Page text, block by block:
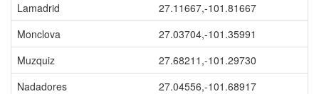
Lamadrid
27.11667,-101.81667
Monclova
27.03704,-101.35991
Muzquiz
27.68211,-101.29730
Nadadores
27.04556,-101.68917